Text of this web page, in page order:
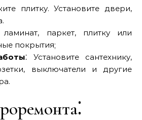
плитку. Установите двери,
паркет, плитку или
покрытия;
⁚ Установите сантехнику,
выключатели и другие